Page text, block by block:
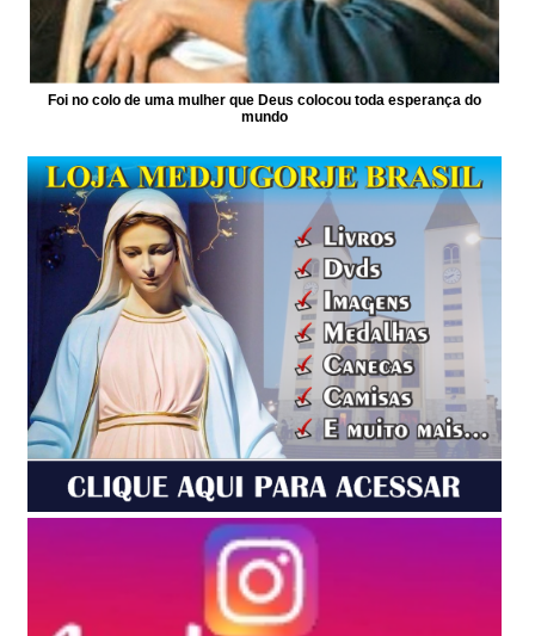
Foi no colo de uma mulher que Deus colocou toda esperança do
mundo